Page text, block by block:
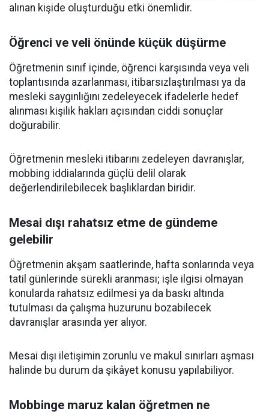
alınan kişide oluşturduğu etki önemlidir.
Öğrenci ve veli önünde küçük düşürme
Öğretmenin sınıf içinde, öğrenci karşısında veya veli
toplantısında azarlanması, itibarsızlaştırılması ya da
mesleki saygınlığını zedeleyecek ifadelerle hedef
alınması kişilik hakları açısından ciddi sonuçlar
doğurabilir.
Öğretmenin mesleki itibarını zedeleyen davranışlar,
mobbing iddialarında güçlü delil olarak
değerlendirilebilecek başlıklardan biridir.
Mesai dışı rahatsız etme de gündeme
gelebilir
Öğretmenin akşam saatlerinde, hafta sonlarında veya
tatil günlerinde sürekli aranması; işle ilgisi olmayan
konularda rahatsız edilmesi ya da baskı altında
tutulması da çalışma huzurunu bozabilecek
davranışlar arasında yer alıyor.
Mesai dışı iletişimin zorunlu ve makul sınırları aşması
halinde bu durum da şikâyet konusu yapılabiliyor.
Mobbinge maruz kalan öğretmen ne